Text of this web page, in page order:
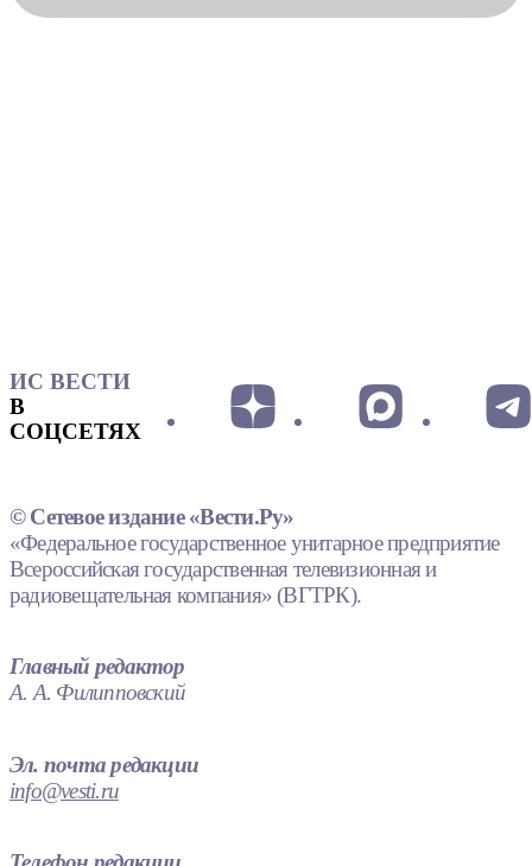
ИС ВЕСТИ
В
СОЦСЕТЯХ
© Сетевое издание «Вести.Ру»
«Федеральное государственное унитарное предприятие
Всероссийская государственная телевизионная и
радиовещательная компания» (ВГТРК).
Главный редактор
А. А. Филипповский
Эл. почта редакции
info@vesti.ru